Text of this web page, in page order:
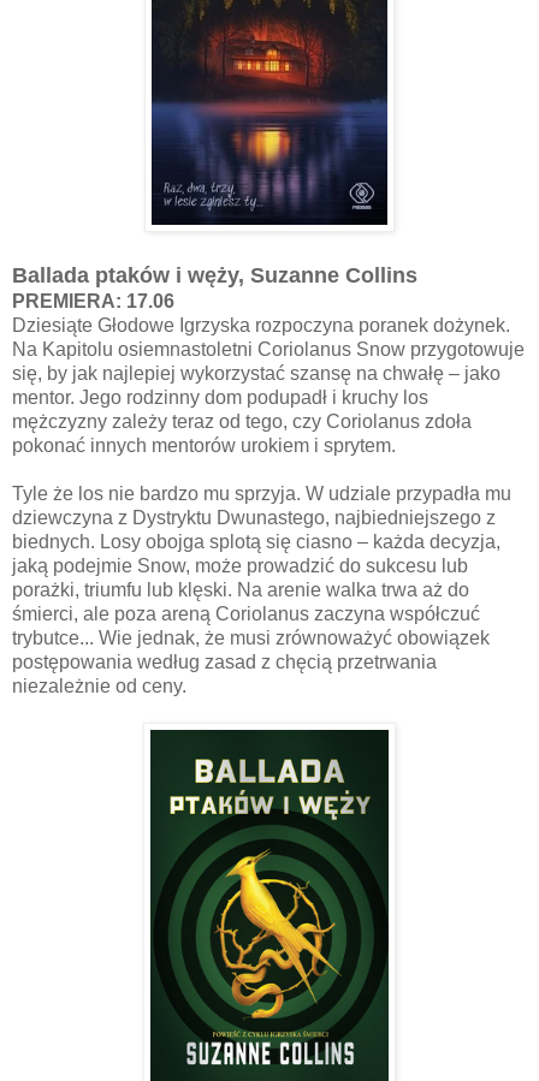
Ballada ptaków i węży, Suzanne Collins
PREMIERA: 17.06
Dziesiąte Głodowe Igrzyska rozpoczyna poranek dożynek.
Na Kapitolu osiemnastoletni Coriolanus Snow przygotowuje
się, by jak najlepiej wykorzystać szansę na chwałę – jako
mentor. Jego rodzinny dom podupadł i kruchy los
mężczyzny zależy teraz od tego, czy Coriolanus zdoła
pokonać innych mentorów urokiem i sprytem.
Tyle że los nie bardzo mu sprzyja. W udziale przypadła mu
dziewczyna z Dystryktu Dwunastego, najbiedniejszego z
biednych. Losy obojga splotą się ciasno – każda decyzja,
jaką podejmie Snow, może prowadzić do sukcesu lub
porażki, triumfu lub klęski. Na arenie walka trwa aż do
śmierci, ale poza areną Coriolanus zaczyna współczuć
trybutce... Wie jednak, że musi zrównoważyć obowiązek
postępowania według zasad z chęcią przetrwania
niezależnie od ceny.